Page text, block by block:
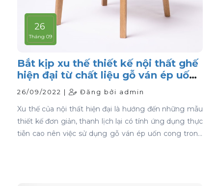
26
Tháng 09
Bắt kịp xu thế thiết kế nội thất ghế
hiện đại từ chất liệu gỗ ván ép uốn
cong
26/09/2022 | Đăng bởi admin
Xu thế của nội thất hiện đại là hướng đến những mẫu
thiết kế đơn giản, thanh lịch lại có tính ứng dụng thực
tiễn cao nên việc sử dụng gỗ ván ép uốn cong trong